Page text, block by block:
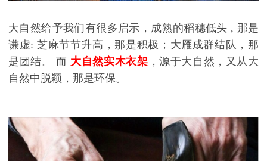
大自然给予我们有很多启示 ， 成熟的稻穗低头 , 那是
谦虚: 芝麻节节升高，那是积极；大雁成群结队，那
是 团结。 而 大自然实木衣架 ，源于大自然，又从大
自然中脱颖， 那是环保。